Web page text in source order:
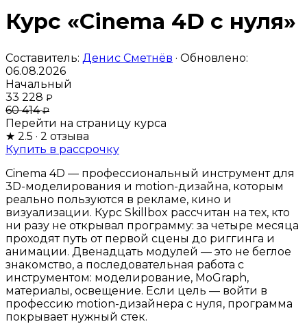
Курс «Cinema 4D с нуля»
Составитель: Денис Сметнёв · Обновлено:
06.08.2026
Начальный
33 228 ₽
60 414₽
Перейти на страницу курса
★ 2.5 · 2 отзыва
Купить в рассрочку
Cinema 4D — профессиональный инструмент для
3D-моделирования и motion-дизайна, которым
реально пользуются в рекламе, кино и
визуализации. Курс Skillbox рассчитан на тех, кто
ни разу не открывал программу: за четыре месяца
проходят путь от первой сцены до риггинга и
анимации. Двенадцать модулей — это не беглое
знакомство, а последовательная работа с
инструментом: моделирование, MoGraph,
материалы, освещение. Если цель — войти в
профессию motion-дизайнера с нуля, программа
покрывает нужный стек.